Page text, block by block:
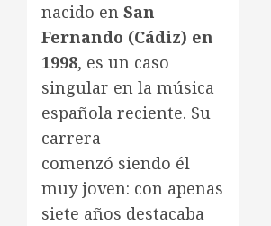
nacido en San
Fernando (Cádiz) en
1998, es un caso
singular en la música
española reciente. Su
carrera
comenzó siendo él
muy joven: con apenas
siete años destacaba